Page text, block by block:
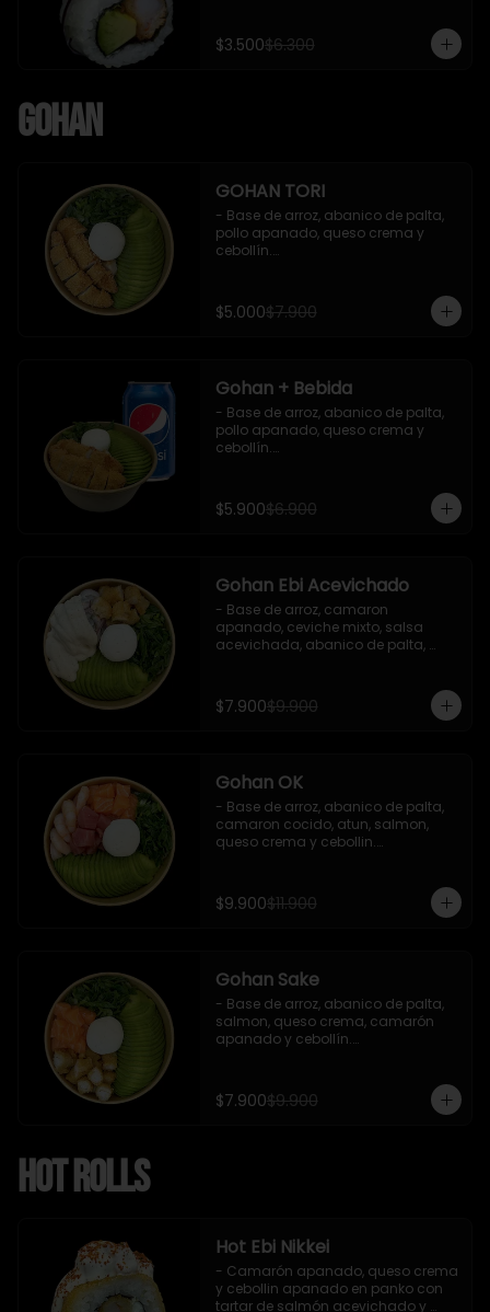
$3.500$6.300
Gohan
GOHAN TORI
- Base de arroz, abanico de palta,
pollo apanado, queso crema y
cebollín.
$5.000$7.900
Gohan + Bebida
- Base de arroz, abanico de palta,
pollo apanado, queso crema y
cebollín.
**Imagen Referencial**
$5.900$6.900
Gohan Ebi Acevichado
- Base de arroz, camaron
apanado, ceviche mixto, salsa
acevichada, abanico de palta,
$7.900$9.900
Gohan OK
- Base de arroz, abanico de palta,
camaron cocido, atun, salmon,
queso crema y cebollin.
$9.900$11.900
Gohan Sake
- Base de arroz, abanico de palta,
salmon, queso crema, camarón
apanado y cebollín.
$7.900$9.900
Hot Rolls
Hot Ebi Nikkei
- Camarón apanado, queso crema
y cebollin apanado en panko con
tartar de salmón acevichado y